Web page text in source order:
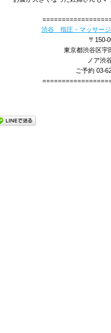
渋谷 指圧・マッサージ
〒150-
東京都渋谷区
ノア渋
ご予約 03-